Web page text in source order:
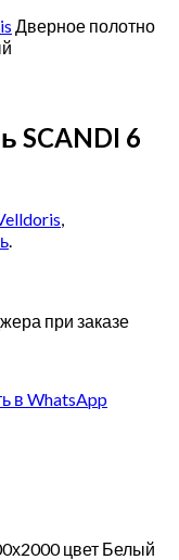
Дверное полотно
SCANDI 6
,
.
при заказе
в WhatsApp
цвет Белый